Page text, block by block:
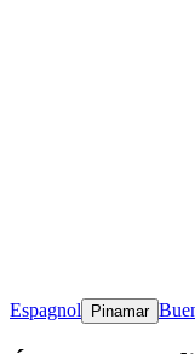
Espagnol Pinamar